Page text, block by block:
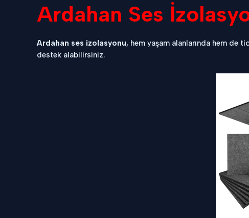
Ardahan Ses
Ardahan ses izolasyonu, hem yaşam alanlarında hem de
destek alabilirsiniz.